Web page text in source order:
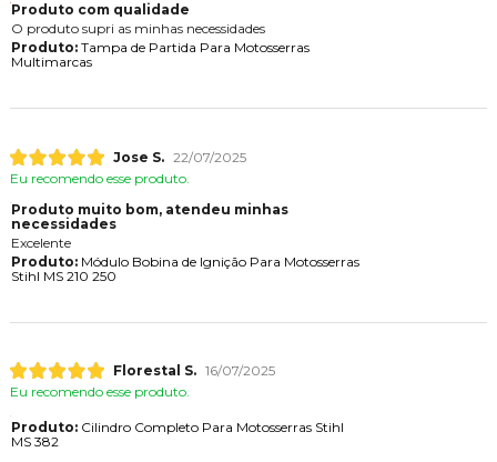
Produto com qualidade
O produto supri as minhas necessidades
Produto:Tampa de Partida Para Motosserras
Multimarcas
Jose S. 22/07/2025
Eu recomendo esse produto.
Produto muito bom, atendeu minhas
necessidades
Excelente
Produto:Módulo Bobina de Ignição Para Motosserras
Stihl MS 210 250
Florestal S. 16/07/2025
Eu recomendo esse produto.
Produto:Cilindro Completo Para Motosserras Stihl
MS 382